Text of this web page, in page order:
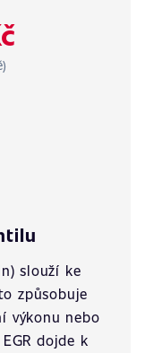
slouží ke
způsobuje
výkonu nebo
dojde k